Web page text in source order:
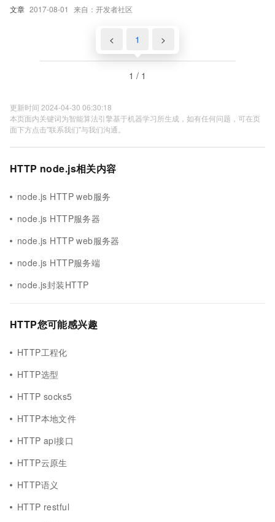
文章 2017-08-01 来自：开发者社区
< 1 >
1 / 1
更新时间 2024-04-30 06:30:18
本页面内关键词为智能算法引擎基于机器学习所生成，如有任何问题，可在页
面下方点击"联系我们"与我们沟通。
HTTP node.js相关内容
node.js HTTP web服务
node.js HTTP服务器
node.js HTTP web服务器
node.js HTTP服务端
node.js封装HTTP
HTTP您可能感兴趣
HTTP工程化
HTTP选型
HTTP socks5
HTTP本地文件
HTTP api接口
HTTP云原生
HTTP语义
HTTP restful